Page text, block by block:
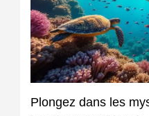
Plongez dans les